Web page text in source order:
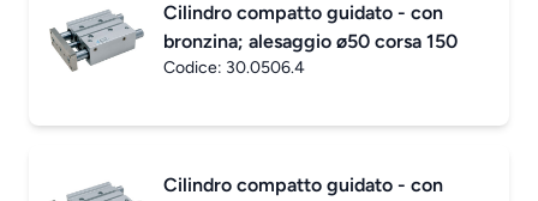
Cilindro compatto guidato - con
bronzina; alesaggio ø50 corsa 150
Codice: 30.0506.4
Cilindro compatto guidato - con